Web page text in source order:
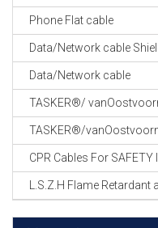
Phone Flat cable
Data/Network cable
Data/Network cable
TASKER®/
TASKER®/
CPR Cables For
L.S.Z.H Flame